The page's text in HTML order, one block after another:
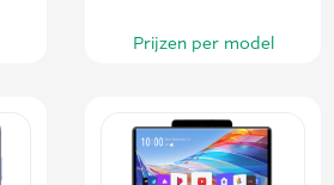
Prijzen per model